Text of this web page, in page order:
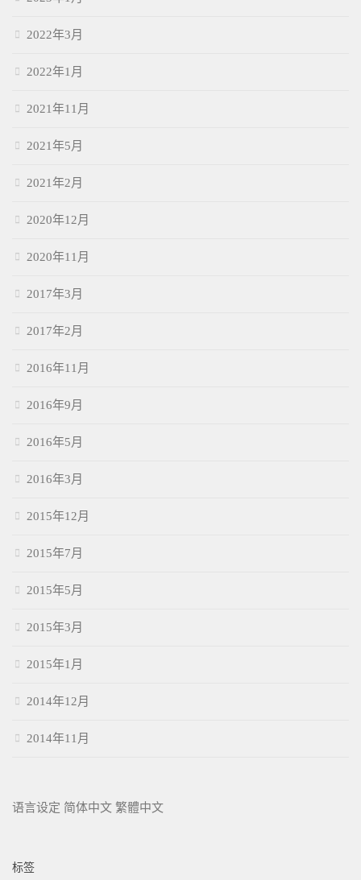
2022年3月
2022年1月
2021年11月
2021年5月
2021年2月
2020年12月
2020年11月
2017年3月
2017年2月
2016年11月
2016年9月
2016年5月
2016年3月
2015年12月
2015年7月
2015年5月
2015年3月
2015年1月
2014年12月
2014年11月
语言设定 简体中文 繁體中文
标签